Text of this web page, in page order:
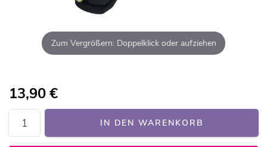
Zum Vergrößern: Doppelklick oder aufziehen
13,90€
IN DEN WARENKORB